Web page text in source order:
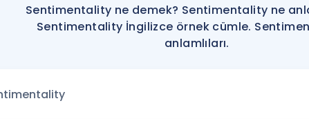
YDS ve
Eğitim
Sentimentality ne demek? Sentimentality ne
Sentimentality İngilizce örnek cümle.
anlamlıları.